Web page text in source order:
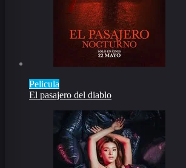
Pelicula
El pasajero del diablo